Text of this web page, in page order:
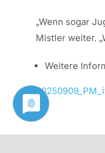
„Wenn sogar
Mistler weiter.
Weitere